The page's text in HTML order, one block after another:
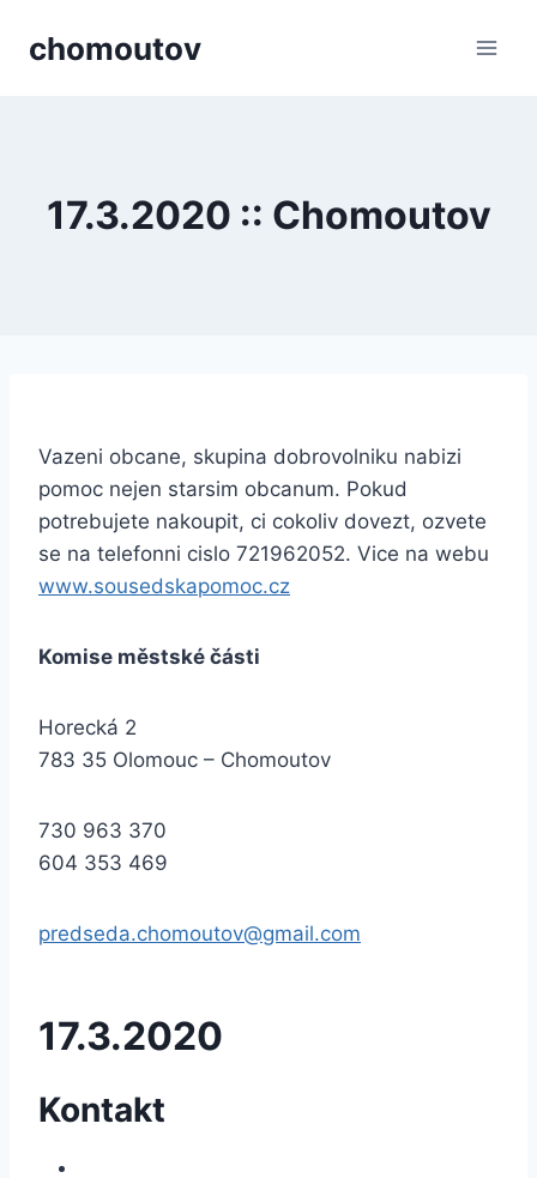
chomoutov
17.3.2020 :: Chomoutov
Vazeni obcane, skupina dobrovolniku nabizi
pomoc nejen starsim obcanum. Pokud
potrebujete nakoupit, ci cokoliv dovezt, ozvete
se na telefonni cislo 721962052. Vice na webu
www.sousedskapomoc.cz
Komise městské části
Horecká 2
783 35 Olomouc – Chomoutov
730 963 370
604 353 469
predseda.chomoutov@gmail.com
17.3.2020
Kontakt